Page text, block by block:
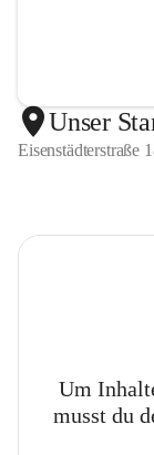
Unser
Eisenstädterstraße
Um
musst du